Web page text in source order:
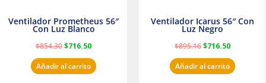
Ventilador Prometheus 56″
Con Luz Blanco
$854.30$716.50
Añadir al carrito
Ventilador Icarus 56″ Con
Luz Negro
$895.16$716.50
Añadir al carrito